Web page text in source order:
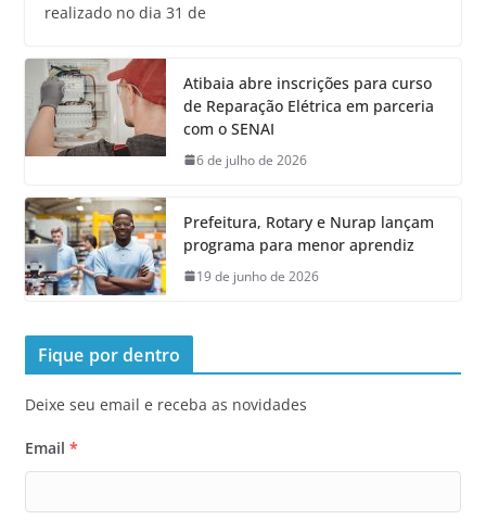
realizado no dia 31 de
Atibaia abre inscrições para curso
de Reparação Elétrica em parceria
com o SENAI
6 de julho de 2026
Prefeitura, Rotary e Nurap lançam
programa para menor aprendiz
19 de junho de 2026
Fique por dentro
Deixe seu email e receba as novidades
Email *